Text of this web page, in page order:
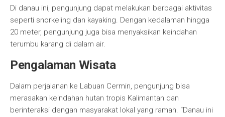
Di danau ini, pengunjung dapat melakukan berbagai aktivitas
seperti snorkeling dan kayaking. Dengan kedalaman hingga
20 meter, pengunjung juga bisa menyaksikan keindahan
terumbu karang di dalam air.
Pengalaman Wisata
Dalam perjalanan ke Labuan Cermin, pengunjung bisa
merasakan keindahan hutan tropis Kalimantan dan
berinteraksi dengan masyarakat lokal yang ramah. “Danau ini